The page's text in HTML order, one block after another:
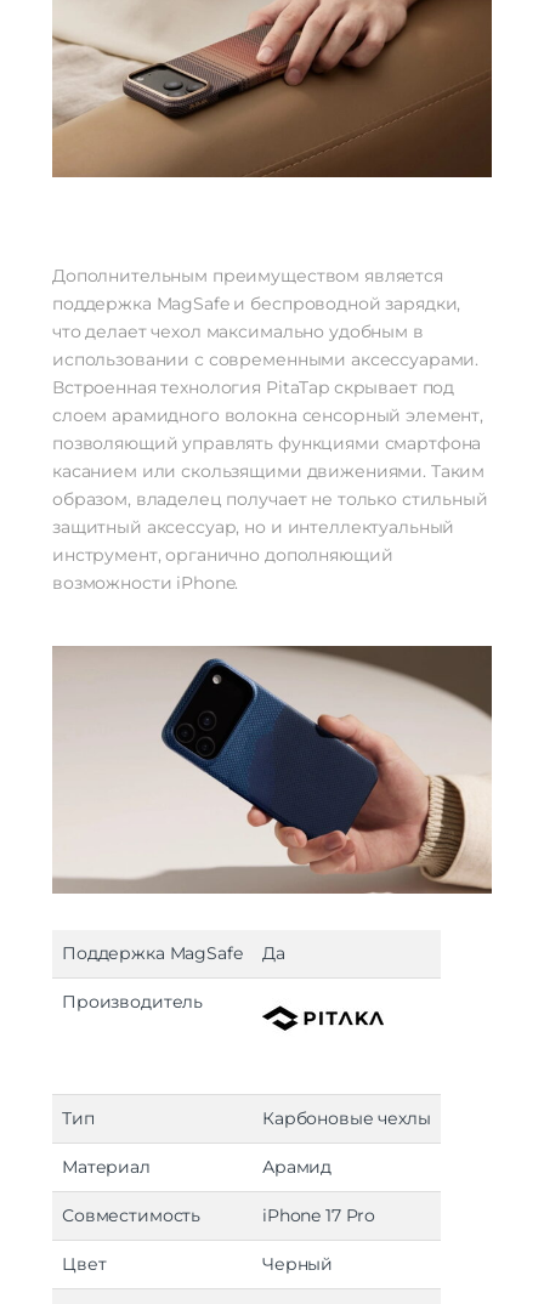
Дополнительным преимуществом является
поддержка MagSafe и беспроводной зарядки,
что делает чехол максимально удобным в
использовании с современными аксессуарами.
Встроенная технология PitaTap скрывает под
слоем арамидного волокна сенсорный элемент,
позволяющий управлять функциями смартфона
касанием или скользящими движениями. Таким
образом, владелец получает не только стильный
защитный аксессуар, но и интеллектуальный
инструмент, органично дополняющий
возможности iPhone.
Поддержка MagSafe Да
Производитель
Тип Карбоновые чехлы
Материал Арамид
Совместимость iPhone 17 Pro
Цвет Черный